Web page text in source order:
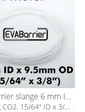
EVABarrier slange 6 mm ID x 9,5 mm OD
for øl og CO2. 15/64" ID x 3/8" OD